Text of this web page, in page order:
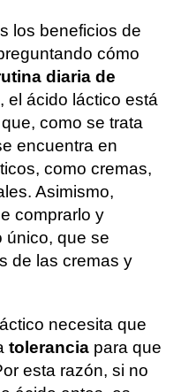
los beneficios de
cómo
diaria de
el ácido láctico está
como se trata
encuentra en
como cremas,
Asimismo,
comprarlo y
único, que se
de las cremas y
necesita que
tolerancia para que
esta razón, si no